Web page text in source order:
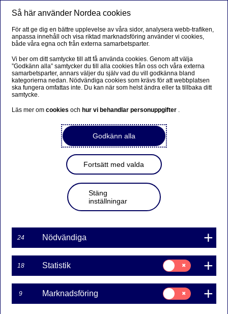
Så här använder Nordea cookies
För att ge dig en bättre upplevelse av våra sidor, analysera webb-trafiken,
anpassa innehåll och visa riktad marknadsföring använder vi cookies,
både våra egna och från externa samarbetsparter.
Vi ber om ditt samtycke till att få använda cookies. Genom att välja
”Godkänn alla” samtycker du till alla cookies från oss och våra externa
samarbetsparter, annars väljer du själv vad du vill godkänna bland
kategorierna nedan. Nödvändiga cookies som krävs för att webbplatsen
ska fungera omfattas inte. Du kan när som helst ändra eller ta tillbaka ditt
samtycke.
Läs mer omcookiesoch hur vi behandlar personuppgifter .
Godkänn alla
Fortsätt med valda
Stäng
inställningar
24 Nödvändiga
18 Statistik
Samtycke
för:
Statistik
9 Marknadsföring
Samtycke
för:
Marknadsföring